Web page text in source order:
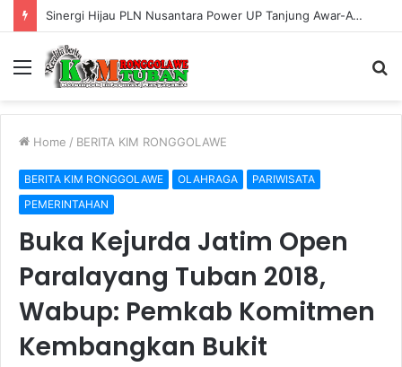
Dorong Kemandirian Ekonomi, PLN Nusantara Power UP Tanjung Awar-Awar Gelar Pelatihan Inovasi Olahan Pangan untuk UMKM Permata
Menu
Home / BERITA KIM RONGGOLAWE
BERITA KIM RONGGOLAWE OLAHRAGA
PARIWISATA
PEMERINTAHAN
Buka Kejurda Jatim Open
Paralayang Tuban 2018,
Wabup: Pemkab Komitmen
Kembangkan Bukit